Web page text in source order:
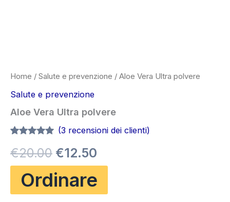
Home / Salute e prevenzione / Aloe Vera Ultra polvere
Salute e prevenzione
Aloe Vera Ultra polvere
su 5 su
base di
recensioni
(3 recensioni dei clienti)
€20.00 Il
prezzo
originale
€12.50
attuale
Ordinare